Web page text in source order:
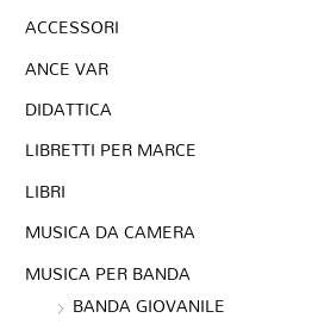
ACCESSORI
ANCE VAR
DIDATTICA
LIBRETTI PER MARCE
LIBRI
MUSICA DA CAMERA
MUSICA PER BANDA
BANDA GIOVANILE